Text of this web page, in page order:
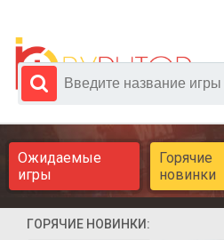
Ожидаемые
игры
Горячие
новинки
ГОРЯЧИЕ НОВИНКИ: